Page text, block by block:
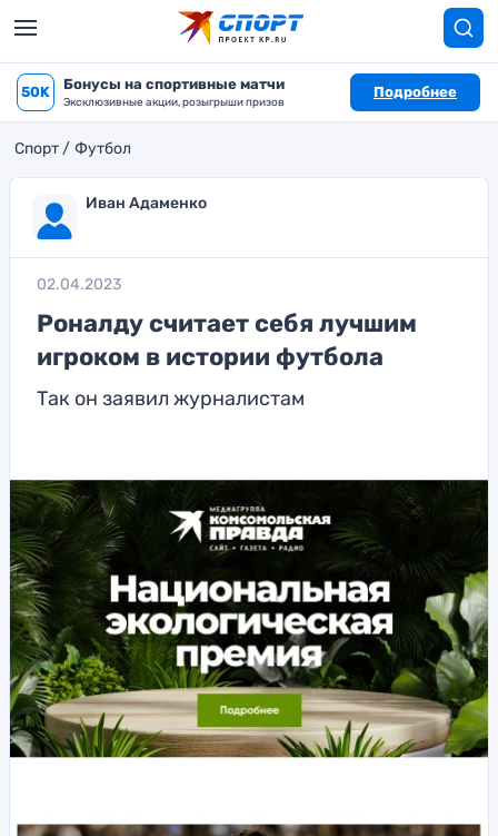
50K Бонусы на спортивные матчи
Эксклюзивные акции, розыгрыши призов
Подробнее
Спорт Футбол
Иван Адаменко
02.04.2023
Роналду считает себя лучшим
игроком в истории футбола
Так он заявил журналистам